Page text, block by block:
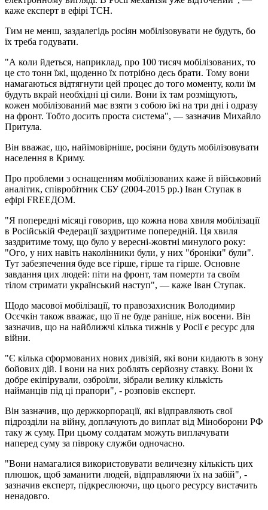
каже експерт в ефірі ТСН.
Тим не менш, заздалегідь росіян мобілізовувати не будуть, бо
їх треба годувати.
"А коли йдеться, наприклад, про 100 тисяч мобілізованих, то
це сто тонн їжі, щоденно їх потрібно десь брати. Тому вони
намагаються відтягнути цей процес до того моменту, коли їм
будуть вкрай необхідні ці сили. Вони їх там розміщують,
кожен мобілізований має взяти з собою їжі на три дні і одразу
на фронт. Тобто досить проста система", — зазначив Михайло
Притула.
Він вважає, що, найімовірніше, росіяни будуть мобілізовувати
населення в Криму.
Про проблеми з оснащенням мобілізованих каже й військовий
аналітик, співробітник СБУ (2004-2015 рр.) Іван Ступак в
ефірі FREEДОМ.
"Я попередні місяці говорив, що кожна нова хвиля мобілізації
в Російській Федерації заздритиме попередній. Ця хвиля
заздритиме тому, що було у вересні-жовтні минулого року:
"Ого, у них навіть наколінники були, у них "броніки" були".
Тут забезпечення буде все гірше, гірше та гірше. Основне
завдання цих людей: піти на фронт, там померти та своїм
тілом стримати український наступ", — каже Іван Ступак.
Щодо масової мобілізації, то правозахисник Володимир
Осєчкін також вважає, що її не буде раніше, ніж восени. Він
зазначив, що на найближчі кілька тижнів у Росії є ресурс для
війни.
"Є кілька сформованих нових дивізій, які вони кидають в зону
бойових дій. І вони на них роблять серйозну ставку. Вони їх
добре екіпірували, озброїли, зібрали велику кількість
найманців під ці прапори", - розповів експерт.
Він зазначив, що держкорпорації, які відправляють свої
підрозділи на війну, доплачують до виплат від Міноборони РФ
таку ж суму. При цьому солдатам можуть виплачувати
наперед суму за півроку служби одночасно.
"Вони намагалися використовувати величезну кількість цих
плюшок, щоб заманити людей, відправляючи їх на забій", -
зазначив експерт, підкреслюючи, що цього ресурсу вистачить
ненадовго.